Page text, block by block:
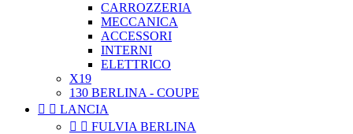
CARROZZERIA
MECCANICA
ACCESSORI
INTERNI
ELETTRICO
X19
130 BERLINA - COUPE
  LANCIA
  FULVIA BERLINA